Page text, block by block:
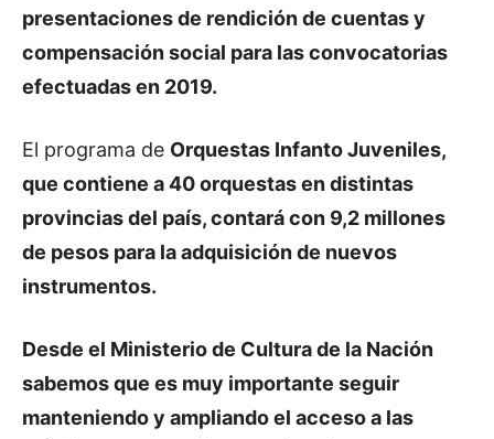
presentaciones de rendición de cuentas y
compensación social para las convocatorias
efectuadas en 2019.
El programa de Orquestas Infanto Juveniles,
que contiene a 40 orquestas en distintas
provincias del país, contará con 9,2 millones
de pesos para la adquisición de nuevos
instrumentos.
Desde el Ministerio de Cultura de la Nación
sabemos que es muy importante seguir
manteniendo y ampliando el acceso a las